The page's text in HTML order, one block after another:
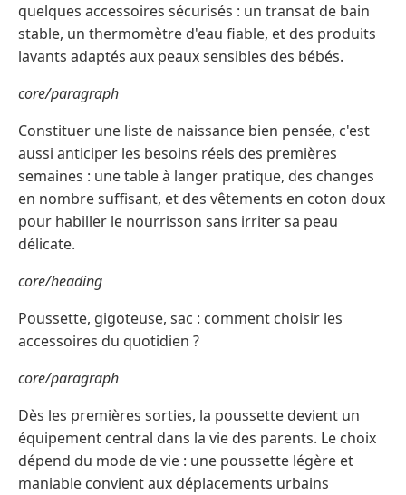
quelques accessoires sécurisés : un transat de bain
stable, un thermomètre d'eau fiable, et des produits
lavants adaptés aux peaux sensibles des bébés.
core/paragraph
Constituer une liste de naissance bien pensée, c'est
aussi anticiper les besoins réels des premières
semaines : une table à langer pratique, des changes
en nombre suffisant, et des vêtements en coton doux
pour habiller le nourrisson sans irriter sa peau
délicate.
core/heading
Poussette, gigoteuse, sac : comment choisir les
accessoires du quotidien ?
core/paragraph
Dès les premières sorties, la poussette devient un
équipement central dans la vie des parents. Le choix
dépend du mode de vie : une poussette légère et
maniable convient aux déplacements urbains